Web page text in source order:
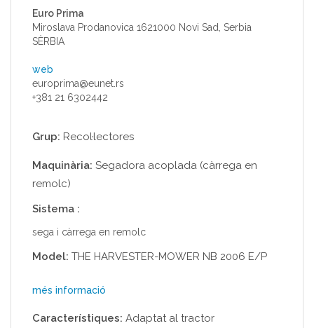
Euro Prima
Miroslava Prodanovica 1621000 Novi Sad, Serbia
SÈRBIA
web
europrima@eunet.rs
+381 21 6302442
Grup: Recol·lectores
Maquinària: Segadora acoplada (càrrega en
remolc)
Sistema :
sega i càrrega en remolc
Model: THE HARVESTER-MOWER NB 2006 E/P
més informació
Característiques: Adaptat al tractor